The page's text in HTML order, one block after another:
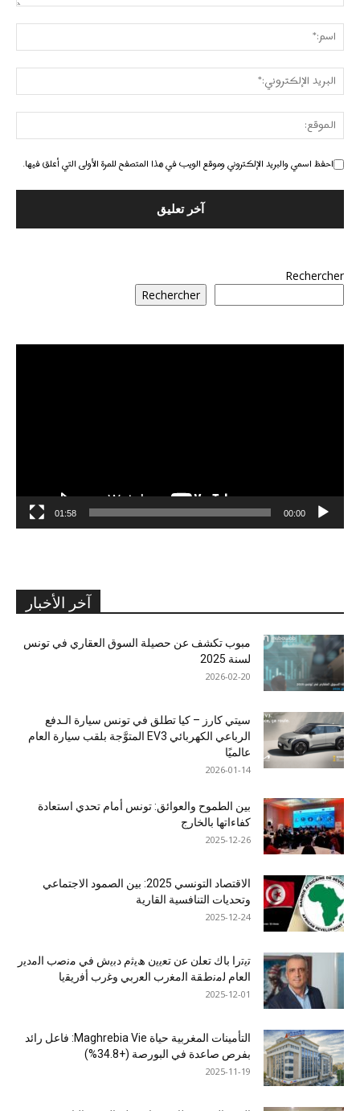
احفظ اسمي والبريد الإلكتروني وموقع الويب في هذا المتصفح للمرة الأولى التي أعلق فيها.
Rechercher
Rechercher
00:00
01:58
آخر الأخبار
مبوب تكشف عن حصيلة السوق العقاري في تونس
لسنة 2025
2026-02-20
سيتي كارز – كيا تطلق في تونس سيارة الـدفع
الرباعي الكهربائي EV3 المتوَّجة بلقب سيارة العام
عالميًا
2026-01-14
بين الطموح والعوائق: تونس أمام تحدي استعادة
كفاءاتها بالخارج
2025-12-26
الاقتصاد التونسي 2025: بين الصمود الاجتماعي
وتحديات التنافسية القارية
2025-12-24
ﺗﯾﺗرا ﺑﺎك ﺗﻌﻠن ﻋن ﺗﻌﯾﯾن ھﯾﺛم دﺑﯾش ﻓﻲ ﻣﻧﺻب اﻟﻣدﯾر
اﻟﻌﺎم ﻟﻣﻧطﻘﺔ اﻟﻣﻐرب اﻟﻌرﺑﻲ وﻏرب أﻓرﯾﻘﯾﺎ
2025-12-01
التأمينات المغربية حياة Maghrebia Vie: فاعل رائد
بفرص صاعدة في البورصة (+34.8%)
2025-11-19